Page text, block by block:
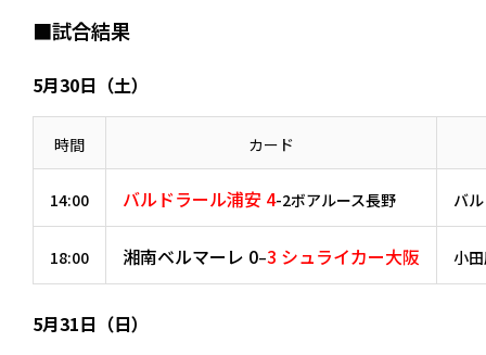
■試合結果
5月30日（土）
時間 カード
14:00 バルドラール浦安 4-2ボアルース長野 バ
18:00 湘南ベルマーレ 0–3 シュライカー大阪 小
5月31日（日）